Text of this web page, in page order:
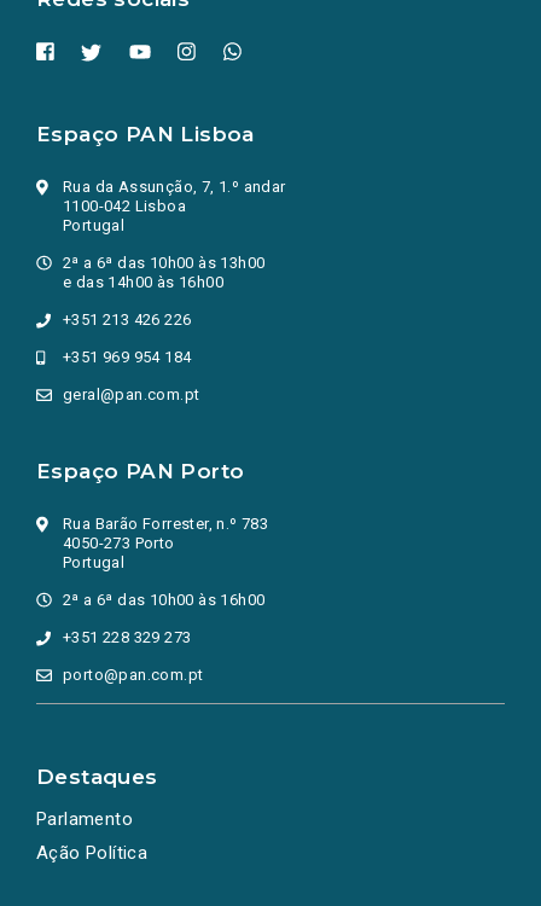
Espaço PAN Lisboa
Rua da Assunção, 7, 1.º andar
1100-042 Lisboa
Portugal
2ª a 6ª das 10h00 às 13h00
e das 14h00 às 16h00
+351 213 426 226
+351 969 954 184
geral@pan.com.pt
Espaço PAN Porto
Rua Barão Forrester, n.º 783
4050-273 Porto
Portugal
2ª a 6ª das 10h00 às 16h00
+351 228 329 273
porto@pan.com.pt
Destaques
Parlamento
Ação Política